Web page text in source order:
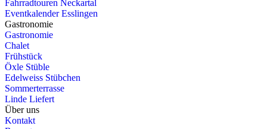
Fahrradtouren Neckartal
Eventkalender Esslingen
Gastronomie
Gastronomie
Chalet
Frühstück
Öxle Stüble
Edelweiss Stübchen
Sommerterrasse
Linde Liefert
Über uns
Kontakt